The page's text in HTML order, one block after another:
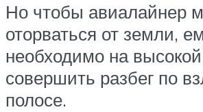
Но чтобы авиалайнер
оторваться от земли,
необходимо на высокой
совершить разбег по
полосе.